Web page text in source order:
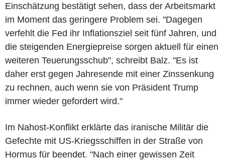
Einschätzung bestätigt sehen, dass der Arbeitsmarkt
im Moment das geringere Problem sei. "Dagegen
verfehlt die Fed ihr Inflationsziel seit fünf Jahren, und
die steigenden Energiepreise sorgen aktuell für einen
weiteren Teuerungsschub", schreibt Balz. "Es ist
daher erst gegen Jahresende mit einer Zinssenkung
zu rechnen, auch wenn sie von Präsident Trump
immer wieder gefordert wird."
Im Nahost-Konflikt erklärte das iranische Militär die
Gefechte mit US-Kriegsschiffen in der Straße von
Hormus für beendet. "Nach einer gewissen Zeit